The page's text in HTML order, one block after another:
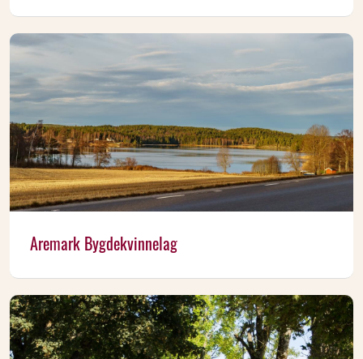
Aremark Bygdekvinnelag